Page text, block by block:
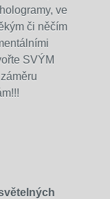
ve
či něčím
SVÝM